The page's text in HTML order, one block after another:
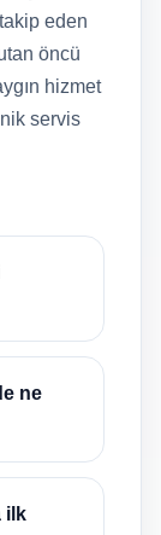
eden
öncü
hizmet
servis
ne
ilk